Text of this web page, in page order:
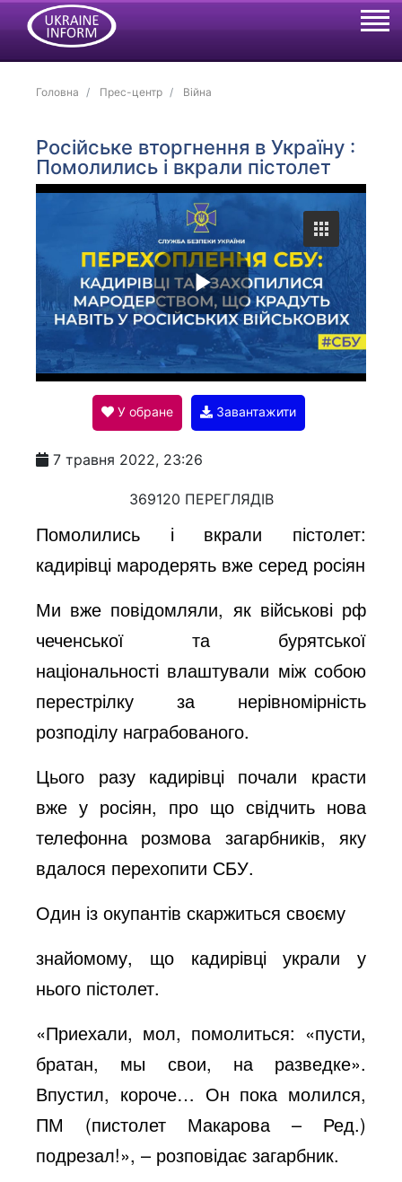
Головна Прес-центр Війна
Російське вторгнення в Україну :
Помолились і вкрали пістолет
P
l
a
y
V
i
d
e
o
У обране Завантажити
7 травня 2022, 23:26
369120 ПЕРЕГЛЯДІВ
Помолились і вкрали пістолет:
кадирівці мародерять вже серед росіян
Ми вже повідомляли, як військові рф
чеченської та бурятської
національності влаштували між собою
перестрілку за нерівномірність
розподілу награбованого.
Цього разу кадирівці почали красти
вже у росіян, про що свідчить нова
телефонна розмова загарбників, яку
вдалося перехопити СБУ.
Один із окупантів скаржиться своєму
знайомому, що кадирівці украли у
нього пістолет.
«Приехали, мол, помолиться: «пусти,
братан, мы свои, на разведке».
Впустил, короче… Он пока молился,
ПМ (пистолет Макарова – Ред.)
подрезал!», – розповідає загарбник.